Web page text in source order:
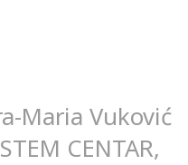
Maria Vuković
CENTAR,